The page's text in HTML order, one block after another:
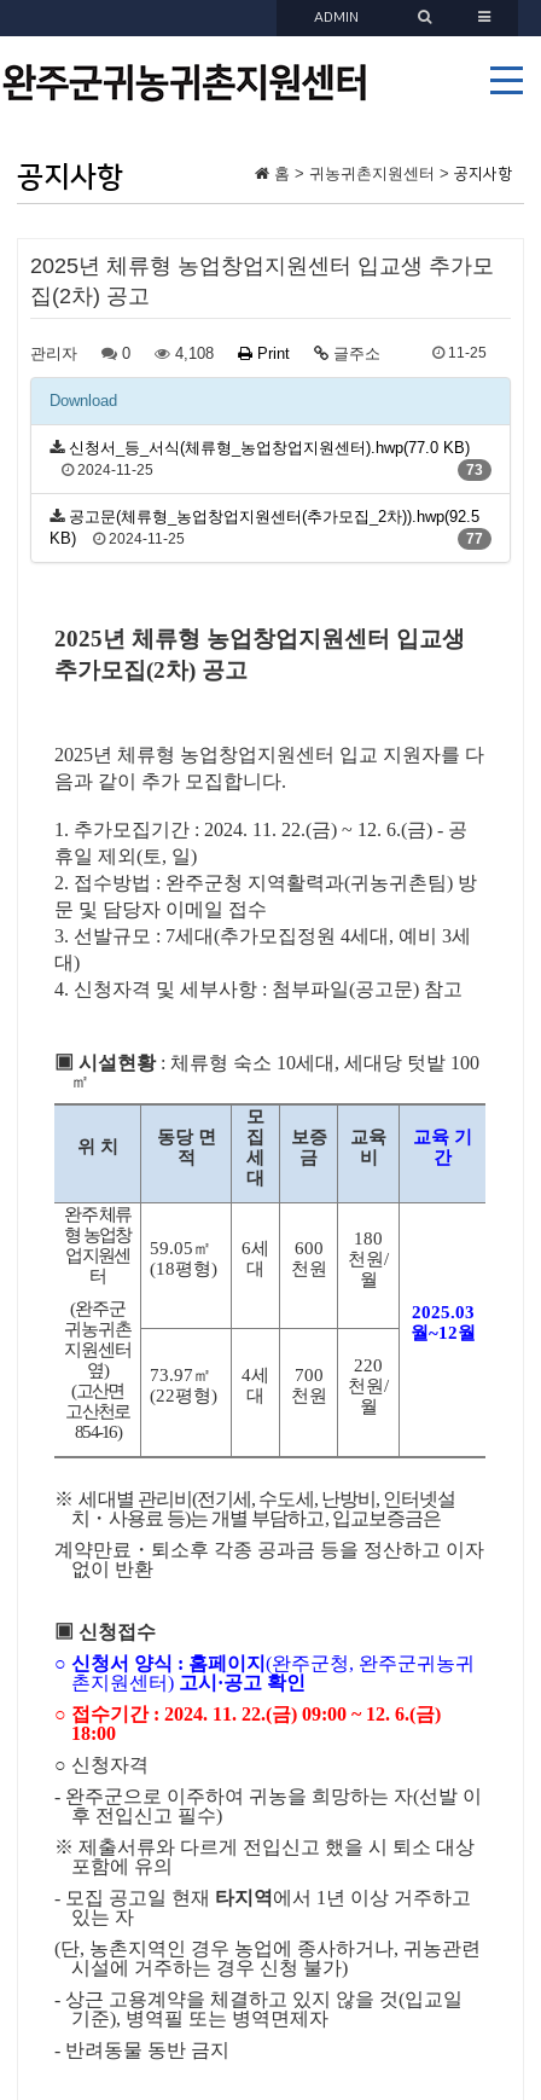
ADMIN
공지사항 홈 > 귀농귀촌지원센터 > 공지사항
2025년 체류형 농업창업지원센터 입교생 추가모
집(2차) 공고
관리자 0 4,108 Print 글주소 11-25
Download
신청서_등_서식(체류형_농업창업지원센터).hwp(77.0 KB)
2024-11-25 73
공고문(체류형_농업창업지원센터(추가모집_2차)).hwp(92.5
KB)
2024-11-25 77
2025년 체류형 농업창업지원센터 입교생
추가모집(2차) 공고
2025년 체류형 농업창업지원센터 입교 지원자를 다
음과 같이 추가 모집합니다.
1. 추가모집기간 : 2024. 11. 22.(금) ~ 12. 6.(금) - 공
휴일 제외(토, 일)
2. 접수방법 : 완주군청 지역활력과(귀농귀촌팀) 방
문 및 담당자 이메일 접수
3. 선발규모 : 7세대(추가모집정원 4세대, 예비 3세
대)
4. 신청자격 및 세부사항 : 첨부파일(공고문) 참고
▣시설현황 : 체류형 숙소 10세대 ,세대당 텃밭 100
㎡
위 치
동당 면
적
모
집
세
대
보증
금
교육
비
교육 기
간
완주 체류
형 농업창
업지원센
터
(완주군
귀농귀촌
지원센터
옆)
(고산면
고산천로
854-16)
59.05㎡
(18평형)
6세
대
600
천원
180
천원/
월
2025.03
월~12월
73.97㎡
(22평형)
4세
대
700
천원
220
천원/
월
※세대별 관리비 (전기세 , 수도세 , 난방비 , 인터넷설
치
・ 사용료 등)는 개별 부담하고, 입교보증금은
계약만료 ・ 퇴소후 각종 공과금 등을 정산하고 이자
없이 반환
▣신청접수
○신청서 양식 : 홈페이지(완주군청, 완주군귀농귀
촌지원센터) 고시 ·공고 확인
○ 접수기간 : 2024. 11. 22.(금) 09:00 ~ 12. 6.(금)
18:00
○ 신청자격
- 완주군으로 이주하여 귀농을 희망하는 자(선발 이
후 전입신고 필수)
※제출서류와 다르게 전입신고 했을 시 퇴소 대상
포함에 유의
- 모집 공고일 현재 타지역 에서 1 년 이상 거주하고
있는 자
(단, 농촌지역인 경우 농업에 종사하거나, 귀농관련
시설에 거주하는 경우 신청 불가)
- 상근 고용계약을 체결하고 있지 않을 것(입교일
기준), 병역필 또는 병역면제자
- 반려동물 동반 금지